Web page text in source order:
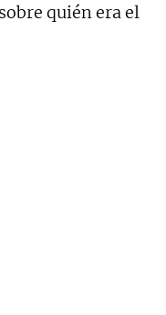
quién era el